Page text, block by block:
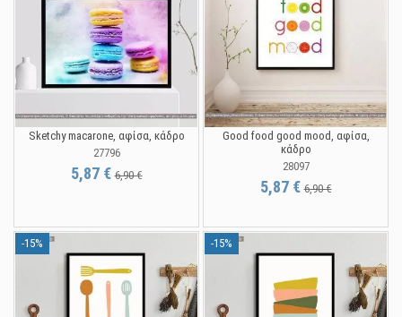
Sketchy macarone, αφίσα, κάδρο
27796
5,87 €6,90 €
Good food good mood, αφίσα,
κάδρο
28097
5,87 €6,90 €
-15% -15%